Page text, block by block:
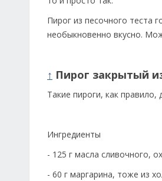
Пирог из песочного теста
необыкновенно вкусно.
↑ Пирог закрытый
Такие пироги, как
Ингредиенты
- 125 г масла сливочного,
- 60 г маргарина, тоже из